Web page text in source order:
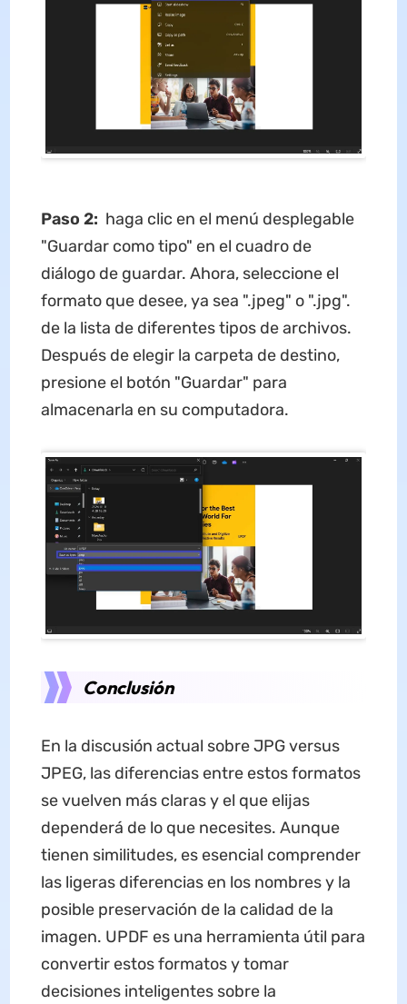
Paso 2: haga clic en el menú desplegable
"Guardar como tipo" en el cuadro de
diálogo de guardar. Ahora, seleccione el
formato que desee, ya sea ".jpeg" o ".jpg".
de la lista de diferentes tipos de archivos.
Después de elegir la carpeta de destino,
presione el botón "Guardar" para
almacenarla en su computadora.
Conclusión
En la discusión actual sobre JPG versus
JPEG, las diferencias entre estos formatos
se vuelven más claras y el que elijas
dependerá de lo que necesites. Aunque
tienen similitudes, es esencial comprender
las ligeras diferencias en los nombres y la
posible preservación de la calidad de la
imagen. UPDF es una herramienta útil para
convertir estos formatos y tomar
decisiones inteligentes sobre la